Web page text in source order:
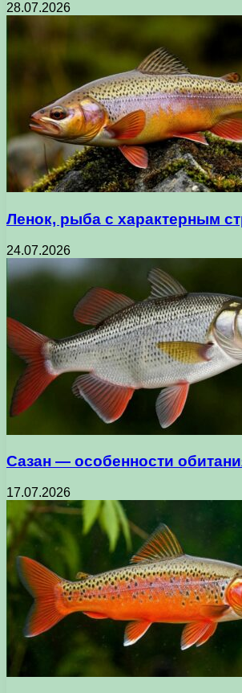
28.07.2026
Ленок, рыба с характерным
24.07.2026
Сазан — особенности
17.07.2026